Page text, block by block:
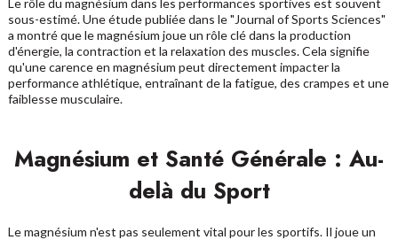
Le rôle du magnésium dans les performances sportives est souvent
sous-estimé. Une étude publiée dans le "Journal of Sports Sciences"
a montré que le magnésium joue un rôle clé dans la production
d'énergie, la contraction et la relaxation des muscles. Cela signifie
qu'une carence en magnésium peut directement impacter la
performance athlétique, entraînant de la fatigue, des crampes et une
faiblesse musculaire.
Magnésium et Santé Générale : Au-
delà du Sport
Le magnésium n'est pas seulement vital pour les sportifs. Il joue un